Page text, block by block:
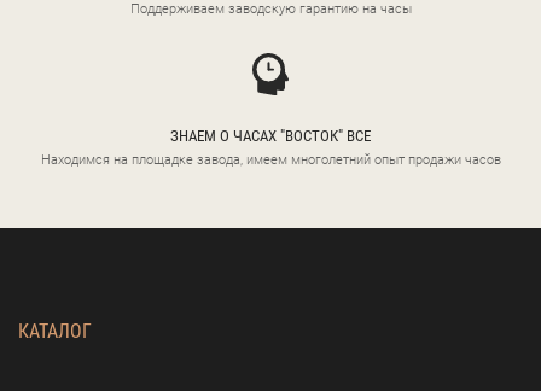
Поддерживаем заводскую гарантию на часы
ЗНАЕМ О ЧАСАХ "ВОСТОК" ВСЕ
Находимся на площадке завода, имеем многолетний опыт продажи часов
КАТАЛОГ